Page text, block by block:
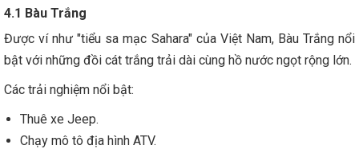
4.1 Bàu Trắng
Được ví như "tiểu sa mạc Sahara" của Việt Nam, Bàu Trắng nổi
bật với những đồi cát trắng trải dài cùng hồ nước ngọt rộng lớn.
Các trải nghiệm nổi bật:
Thuê xe Jeep.
Chạy mô tô địa hình ATV.